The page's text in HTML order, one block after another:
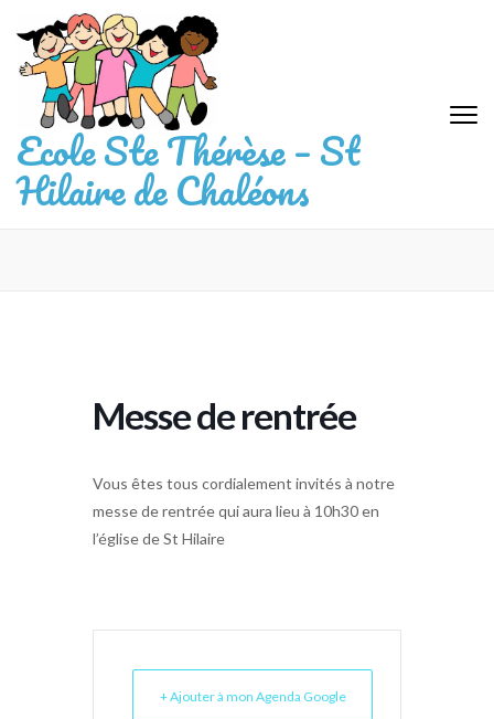
au
contenu
(Pressez
Entrée)
Ecole Ste Thérèse – St
Hilaire de Chaléons
Messe de rentrée
Vous êtes tous cordialement invités à notre
messe de rentrée qui aura lieu à 10h30 en
l’église de St Hilaire
+ Ajouter à mon Agenda Google